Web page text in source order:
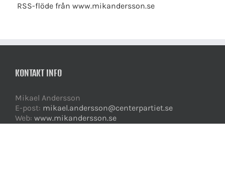
RSS-flöde från www.mikandersson.se
KONTAKT INFO
Mikael Andersson
E-post: mikael.andersson@centerpartiet.se
Web: www.mikandersson.se